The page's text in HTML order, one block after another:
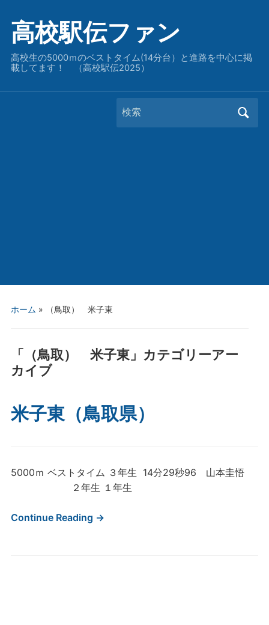
高校駅伝ファン
高校生の5000ｍのベストタイム(14分台）と進路を中心に掲
載してます！ （高校駅伝2025）
Search
for:
ホーム » （鳥取） 米子東
「 （鳥取） 米子東」カテゴリーアー
カイブ
米子東（鳥取県）
5000ｍ ベストタイム ３年生 14分29秒96 山本圭悟
２年生 １年生
Continue Reading →